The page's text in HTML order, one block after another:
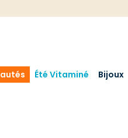
Été Vitaminé Bijoux